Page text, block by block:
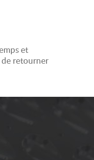
et
de retourner